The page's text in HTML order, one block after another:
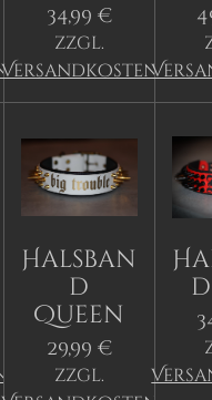
34,99 €
zzgl.
Versandkosten
Halsban
d
Queen
29,99 €
zzgl.